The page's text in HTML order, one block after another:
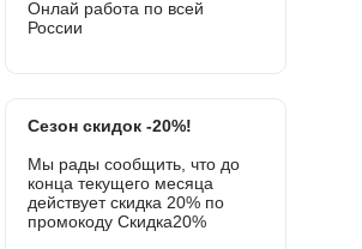
Онлай работа по всей
России
Сезон скидок -20%!
Мы рады сообщить, что до
конца текущего месяца
действует скидка 20% по
промокоду Скидка20%